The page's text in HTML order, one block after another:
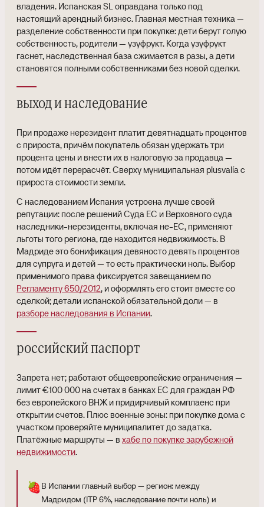
владения. Испанская SL оправдана только под
настоящий арендный бизнес. Главная местная техника —
разделение собственности при покупке: дети берут голую
собственность, родители — узуфрукт. Когда узуфрукт
гаснет, наследственная база сжимается в разы, а дети
становятся полными собственниками без новой сделки.
выход и наследование
При продаже нерезидент платит девятнадцать процентов
с прироста, причём покупатель обязан удержать три
процента цены и внести их в налоговую за продавца —
потом идёт перерасчёт. Сверху муниципальная plusvalía с
прироста стоимости земли.
С наследованием Испания устроена лучше своей
репутации: после решений Суда ЕС и Верховного суда
наследники-нерезиденты, включая не-ЕС, применяют
льготы того региона, где находится недвижимость. В
Мадриде это бонификация девяносто девять процентов
для супруга и детей — то есть практически ноль. Выбор
применимого права фиксируется завещанием по
Регламенту 650/2012, и оформлять его стоит вместе со
сделкой; детали испанской обязательной доли — в
разборе наследования в Испании.
российский паспорт
Запрета нет; работают общеевропейские ограничения —
лимит €100 000 на счетах в банках ЕС для граждан РФ
без европейского ВНЖ и придирчивый комплаенс при
открытии счетов. Плюс военные зоны: при покупке дома с
участком проверяйте муниципалитет до задатка.
Платёжные маршруты — в хабе по покупке зарубежной
недвижимости.
🍓В Испании главный выбор — регион: между
Мадридом (ITP 6%, наследование почти ноль) и